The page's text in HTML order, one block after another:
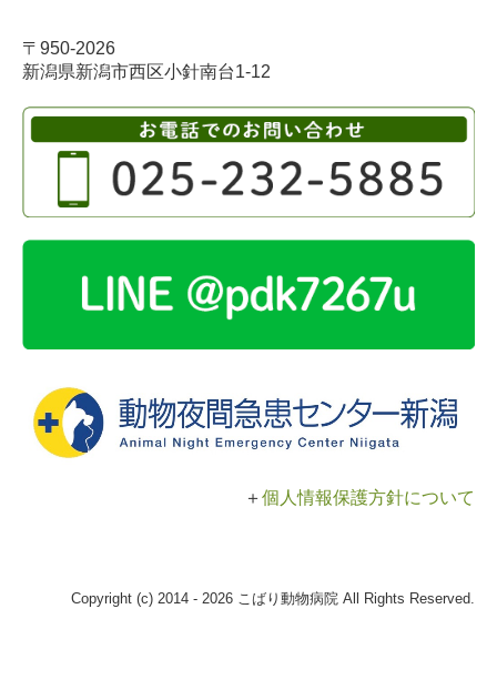
〒950-2026
新潟県新潟市西区小針南台1-12
＋個人情報保護方針について
Copyright (c) 2014 - 2026 こばり動物病院 All Rights Reserved.